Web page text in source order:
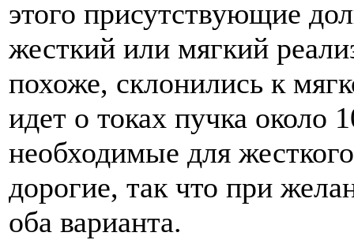
этого присутствующие
жесткий или мягкий
похоже, склонились к
идет о токах пучка
необходимые для
дорогие, так что при
оба варианта.